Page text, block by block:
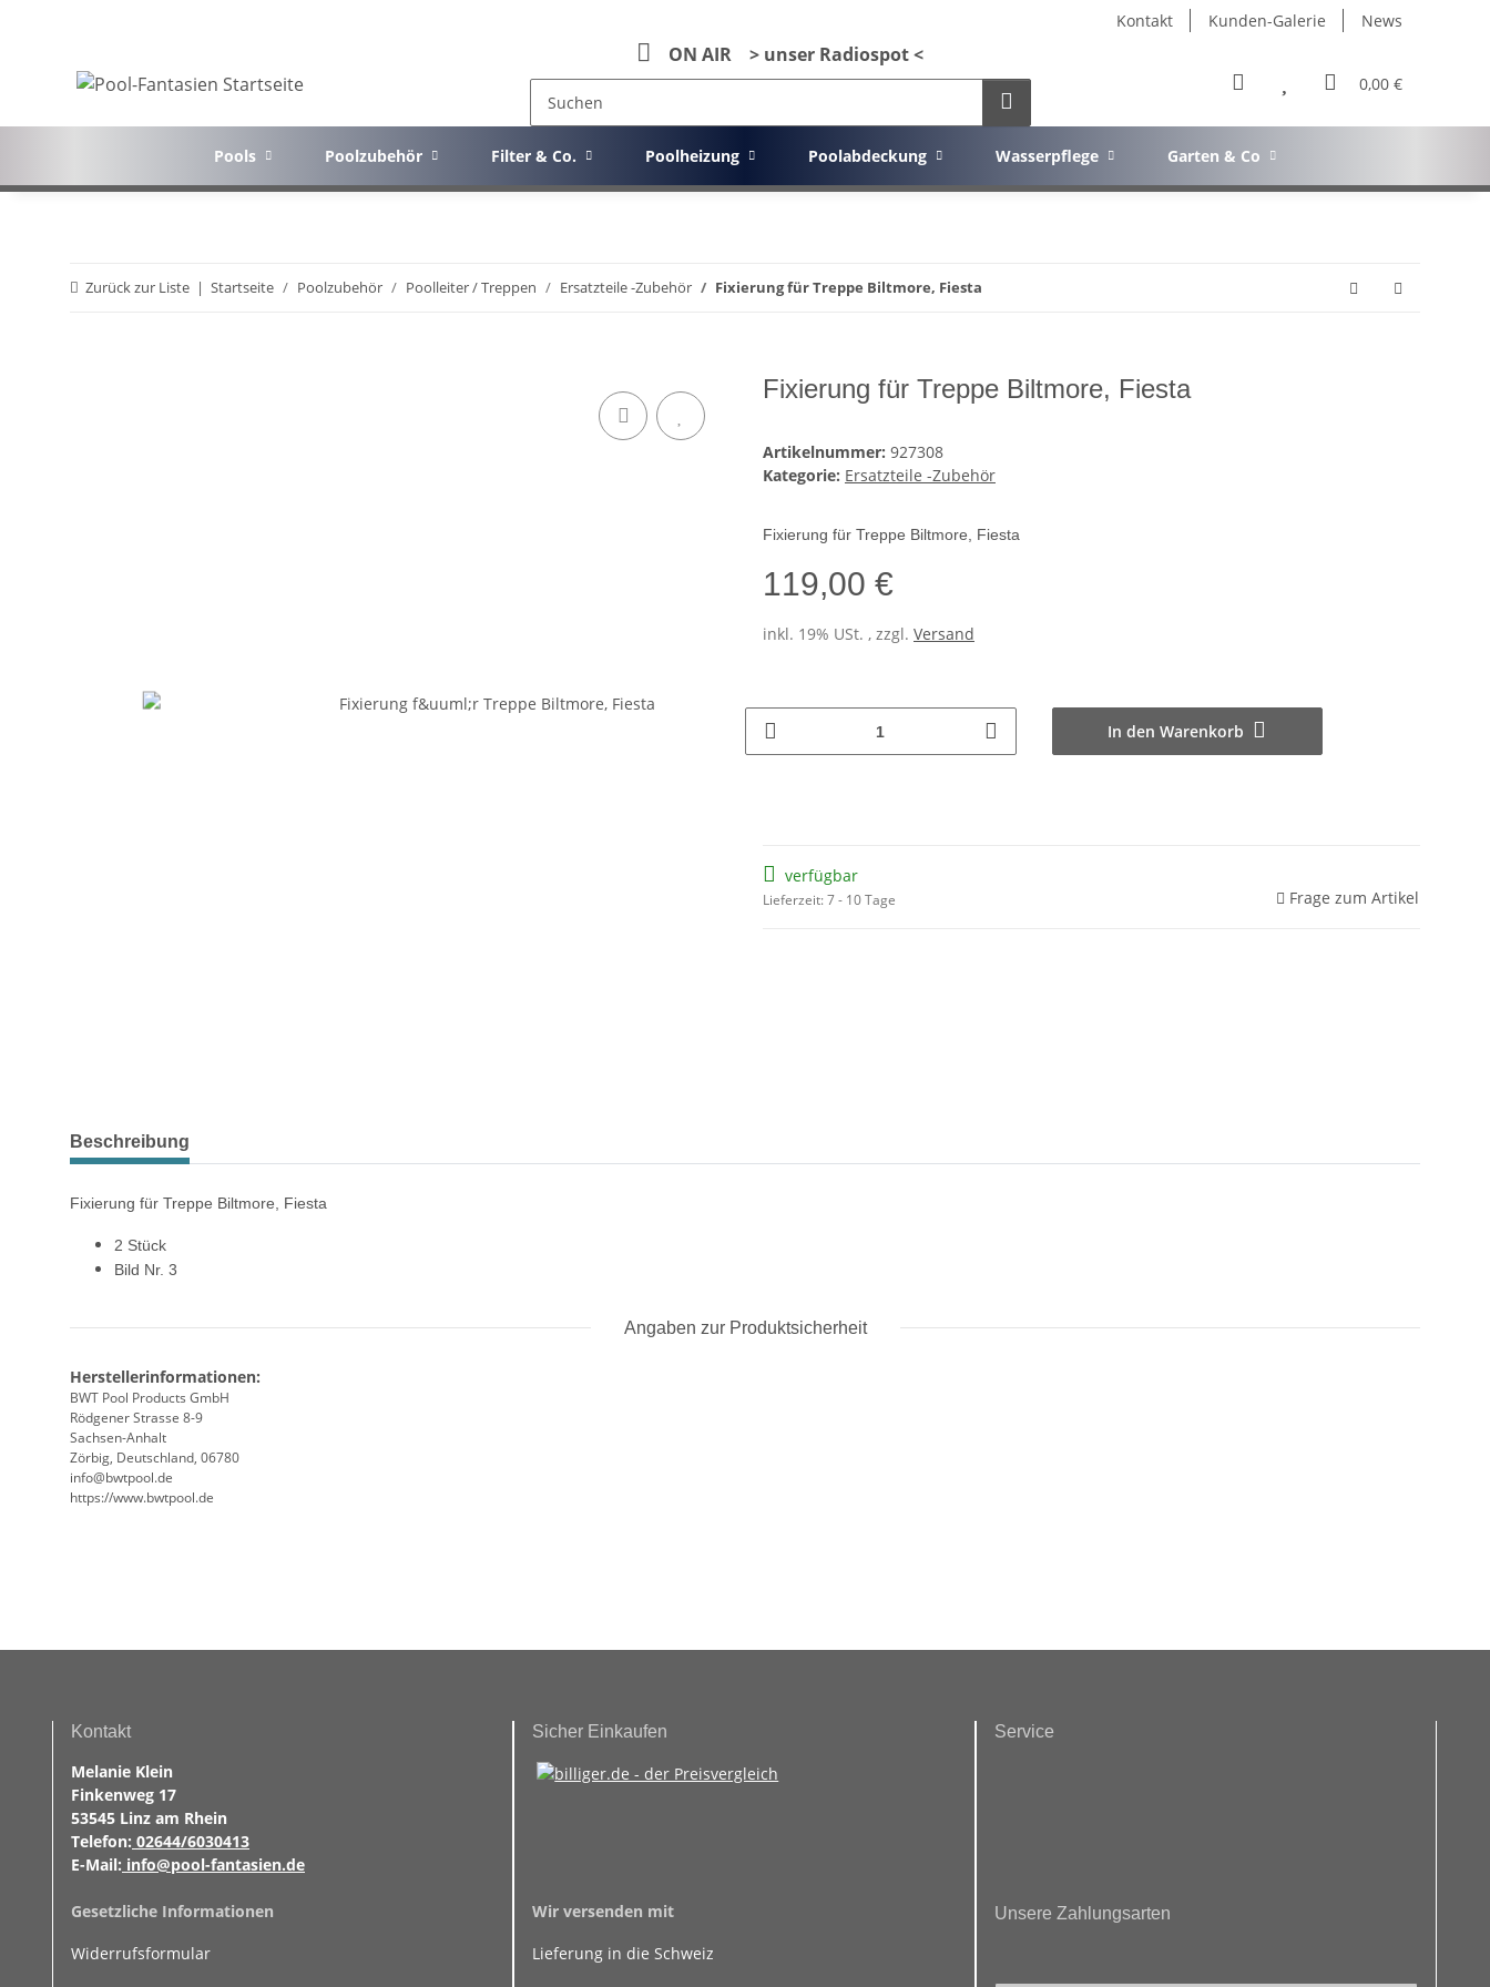
Kontakt Kunden-Galerie News
ON AIR > unser Radiospot <
0,00 €
Pools Poolzubehör Filter & Co. Poolheizung Poolabdeckung Wasserpflege Garten & Co
Zurück zur Liste Startseite Poolzubehör Poolleiter / Treppen Ersatzteile -Zubehör Fixierung für Treppe Biltmore, Fiesta
Fixierung für Treppe Biltmore, Fiesta
Artikelnummer: 927308
Kategorie: Ersatzteile -Zubehör
Fixierung für Treppe Biltmore, Fiesta
119,00 €
inkl. 19% USt. , zzgl. Versand
In den Warenkorb
verfügbar
Lieferzeit: 7 - 10 Tage Frage zum Artikel
weitere Registerkarten anzeigen
Beschreibung
Fixierung für Treppe Biltmore, Fiesta
2 Stück
Bild Nr. 3
Angaben zur Produktsicherheit
Herstellerinformationen:
BWT Pool Products GmbH
Rödgener Strasse 8-9
Sachsen-Anhalt
Zörbig, Deutschland, 06780
info@bwtpool.de
https://www.bwtpool.de
Kontakt
Melanie Klein
Finkenweg 17
53545 Linz am Rhein
Telefon: 02644/6030413
E-Mail: info@pool-fantasien.de
Sicher Einkaufen Service
Gesetzliche Informationen
Widerrufsformular
Wir versenden mit
Lieferung in die Schweiz
Unsere Zahlungsarten